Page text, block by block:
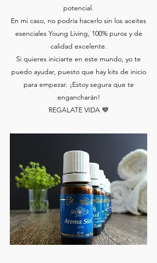
potencial.
En mi caso, no podría hacerlo sin los aceites
esenciales Young Living, 100% puros y de
calidad excelente.
Si quieres iniciarte en este mundo, yo te
puedo ayudar, puesto que hay kits de inicio
para empezar. ¡Estoy segura que te
engancharán!
REGALATE VIDA 💙